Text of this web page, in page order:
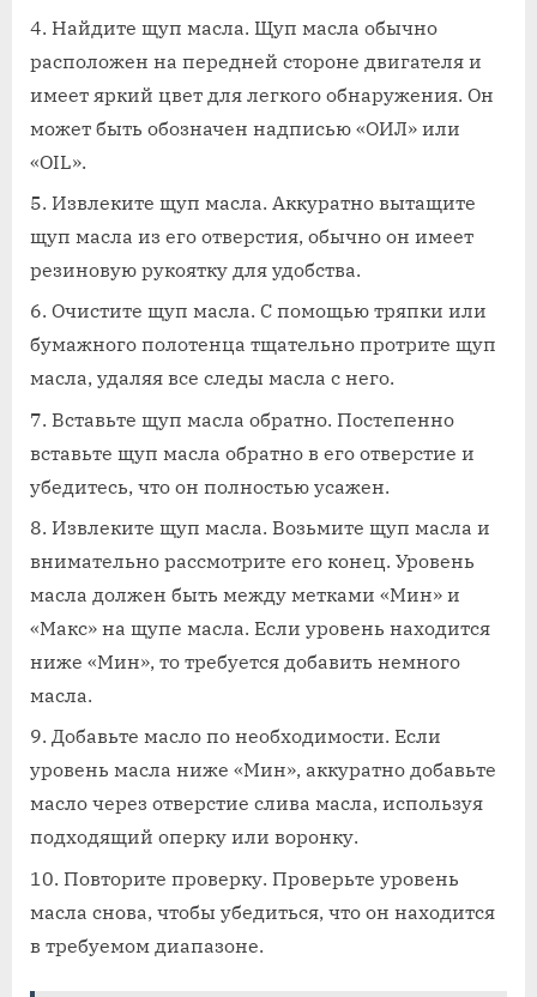
Найдите щуп масла. Щуп масла обычно
расположен на передней стороне двигателя и
имеет яркий цвет для легкого обнаружения. Он
может быть обозначен надписью «ОИЛ» или
«OIL».
Извлеките щуп масла. Аккуратно вытащите
щуп масла из его отверстия, обычно он имеет
резиновую рукоятку для удобства.
Очистите щуп масла. С помощью тряпки или
бумажного полотенца тщательно протрите щуп
масла, удаляя все следы масла с него.
Вставьте щуп масла обратно. Постепенно
вставьте щуп масла обратно в его отверстие и
убедитесь, что он полностью усажен.
Извлеките щуп масла. Возьмите щуп масла и
внимательно рассмотрите его конец. Уровень
масла должен быть между метками «Мин» и
«Макс» на щупе масла. Если уровень находится
ниже «Мин», то требуется добавить немного
масла.
Добавьте масло по необходимости. Если
уровень масла ниже «Мин», аккуратно добавьте
масло через отверстие слива масла, используя
подходящий оперку или воронку.
Повторите проверку. Проверьте уровень
масла снова, чтобы убедиться, что он находится
в требуемом диапазоне.